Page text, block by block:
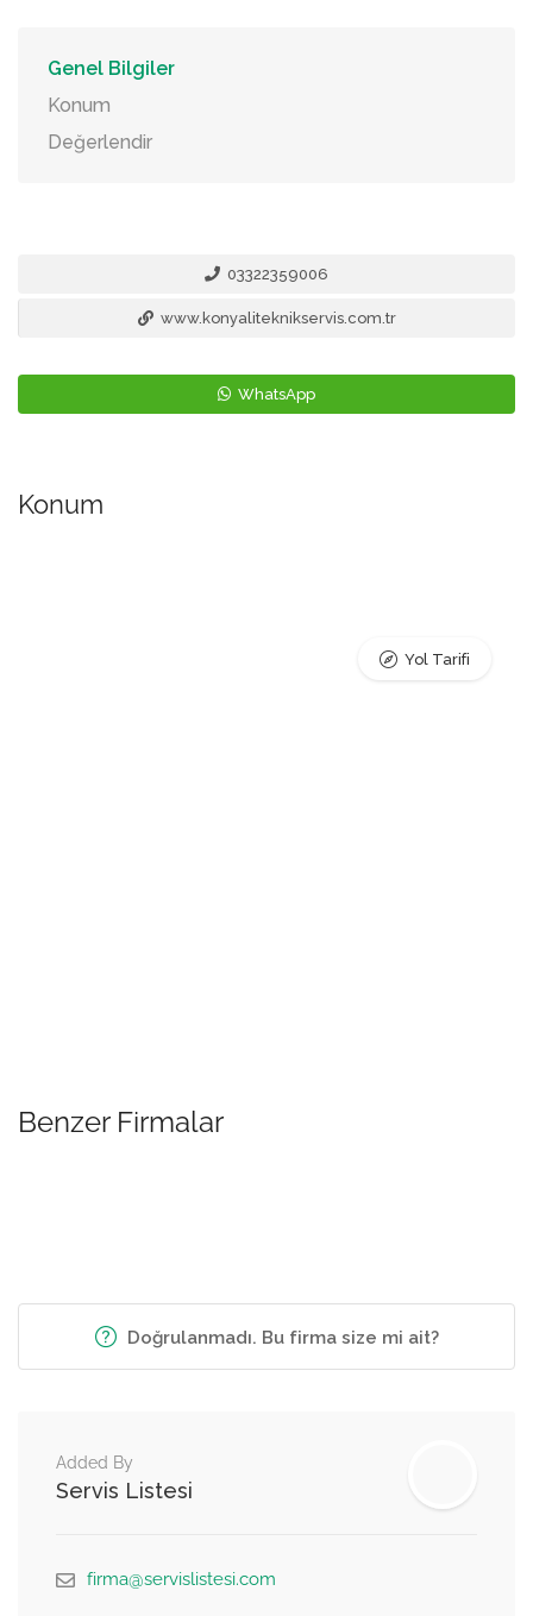
Genel Bilgiler
Konum
Değerlendir
03322359006
www.konyaliteknikservis.com.tr
WhatsApp
Konum
Yol Tarifi
Benzer Firmalar
Doğrulanmadı. Bu firma size mi ait?
Added By
Servis Listesi
firma@servislistesi.com